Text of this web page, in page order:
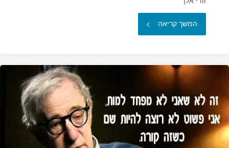
המשך קריאה "יש
אחד
יותר…"